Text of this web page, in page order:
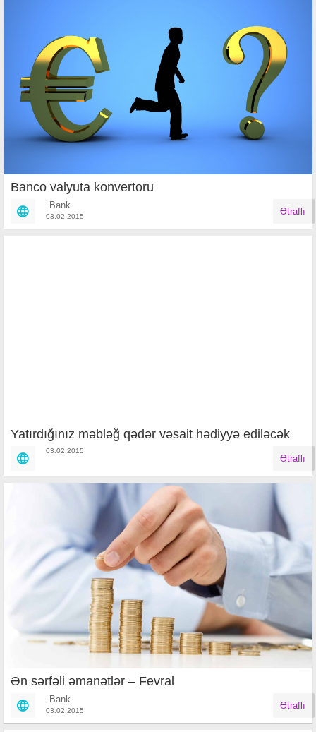
Banco valyuta konvertoru
Bank
03.02.2015 Ətraflı
Yatırdığınız məbləğ qədər vəsait hədiyyə ediləcək
03.02.2015
Ətraflı
Ən sərfəli əmanətlər – Fevral
Bank
03.02.2015 Ətraflı